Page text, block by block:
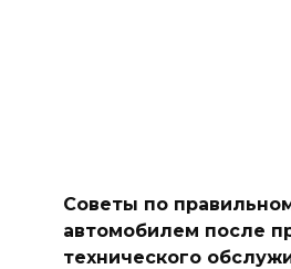
Советы по
автомобилем после
технического